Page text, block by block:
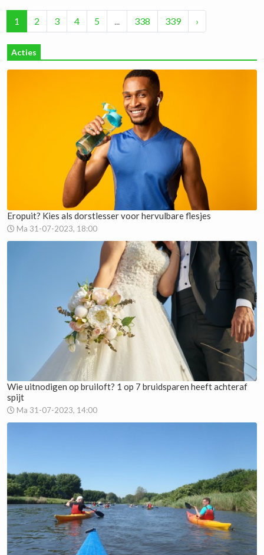
1 2 3 4 5 ... 338 339 ›
Acties
Eropuit? Kies als dorstlesser voor hervulbare flesjes
Ma 31-07-2023, 18:00
Wie uitnodigen op bruiloft? 1 op 7 bruidsparen heeft achteraf
spijt
Ma 31-07-2023, 14:00